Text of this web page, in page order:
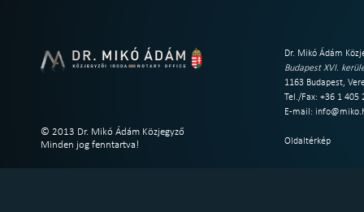
© 2013 Dr. Mikó Ádám Közjegyző
Minden jog fenntartva!
Dr. Mikó Ádám
Budapest XVI.
1163 Budapest,
Tel./Fax: +36 1 405
E-mail:
Oldaltérkép